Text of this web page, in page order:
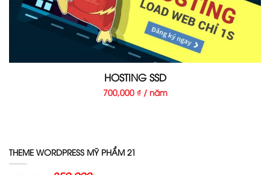
HOSTING SSD
700,000 ₫ / năm
THEME WORDPRESS MỸ PHẨM 21